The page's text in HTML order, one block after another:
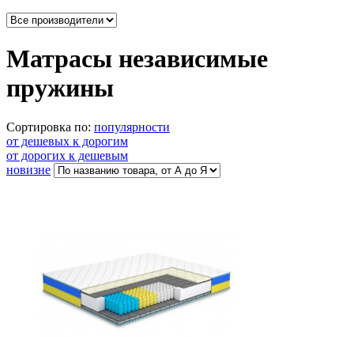
Матрасы независимые
пружины
Сортировка по: популярности
от дешевых к дорогим
от дорогих к дешевым
новизне